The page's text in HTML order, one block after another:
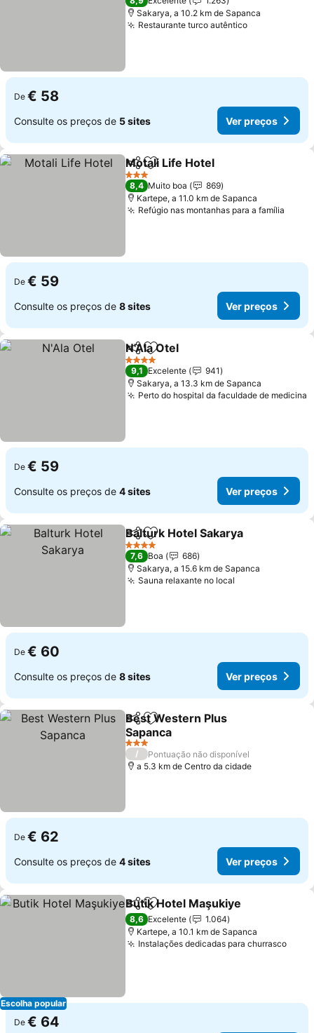
Sakarya, a 10.2 km de Sapanca
Restaurante turco autênticoVer preços
De € 58
Consulte os preços de 5 sites Ver preços
PartilharAdicionar aos favoritos
Motali Life Hotel
3 Estrelas
8,4 Muito boa
869
Kartepe, a 11.0 km de Sapanca
Refúgio nas montanhas para a família
De € 59
Consulte os preços de 8 sites Ver preços
PartilharAdicionar aos favoritos
N'Ala Otel
4 Estrelas
9,1 Excelente
941
Sakarya, a 13.3 km de Sapanca
Perto do hospital da faculdade de medicina
De € 59
Consulte os preços de 4 sites Ver preços
PartilharAdicionar aos favoritos
Balturk Hotel Sakarya
4 Estrelas
7,6 Boa
686
Sakarya, a 15.6 km de Sapanca
Sauna relaxante no local
De € 60
Consulte os preços de 8 sites Ver preços
PartilharAdicionar aos favoritos
Best Western Plus
Sapanca
Ver preços
3 Estrelas
/
Pontuação não disponível
a 5.3 km de Centro da cidade
De € 62
Consulte os preços de 4 sites Ver preços
Escolha popular
PartilharAdicionar aos favoritos
Butik Hotel Maşukiye
8,6 Excelente
1.064
Kartepe, a 10.1 km de Sapanca
Instalações dedicadas para churrascoVer
De € 64